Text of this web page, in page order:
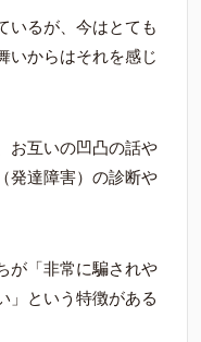
いるが、今はとても
いからはそれを感じ
お互いの凹凸の話や
発達障害）の診断や
が「非常に騙されや
」という特徴がある